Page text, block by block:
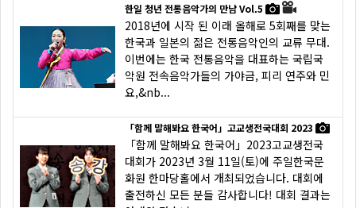
한일 청년 전통음악가의 만남 Vol.5
2018년에 시작 된 이래 올해로 5회째를 맞는
한국과 일본의 젊은 전통음악인의 교류 무대.
이번에는 한국 전통음악을 대표하는 국립국
악원 전속음악가들의 가야금, 피리 연주와 민
요,&nb...
「함께 말해봐요 한국어」고교생전국대회 2023
「함께 말해봐요 한국어」2023고교생전국
대회가 2023년 3월 11일(토)에 주일한국문
화원 한마당홀에서 개최되었습니다. 대회에
출전하신 모든 분들 감사합니다! 대회 결과는